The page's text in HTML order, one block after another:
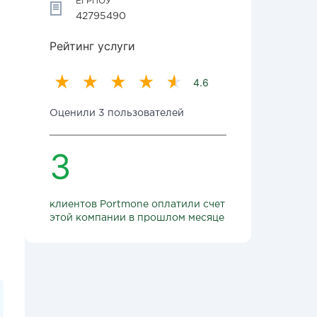
42795490
Рейтинг услуги
4.6
Оценили 3 пользователей
3
клиентов Portmone оплатили счет
этой компании в прошлом месяце